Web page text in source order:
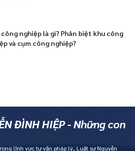
công nghiệp là gì? Phân biệt khu công
và cụm công nghiệp?
ĐÌNH HIỆP - Những con
lĩnh vực tư vấn pháp lý, Luật sư Nguyễn